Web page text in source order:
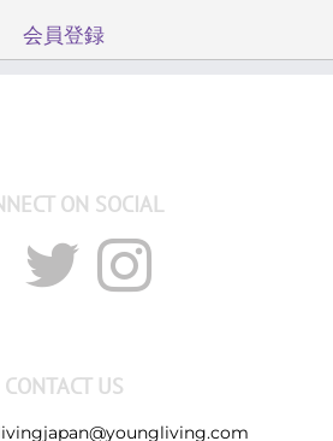
会員登録
ON SOCIAL
CONTACT US